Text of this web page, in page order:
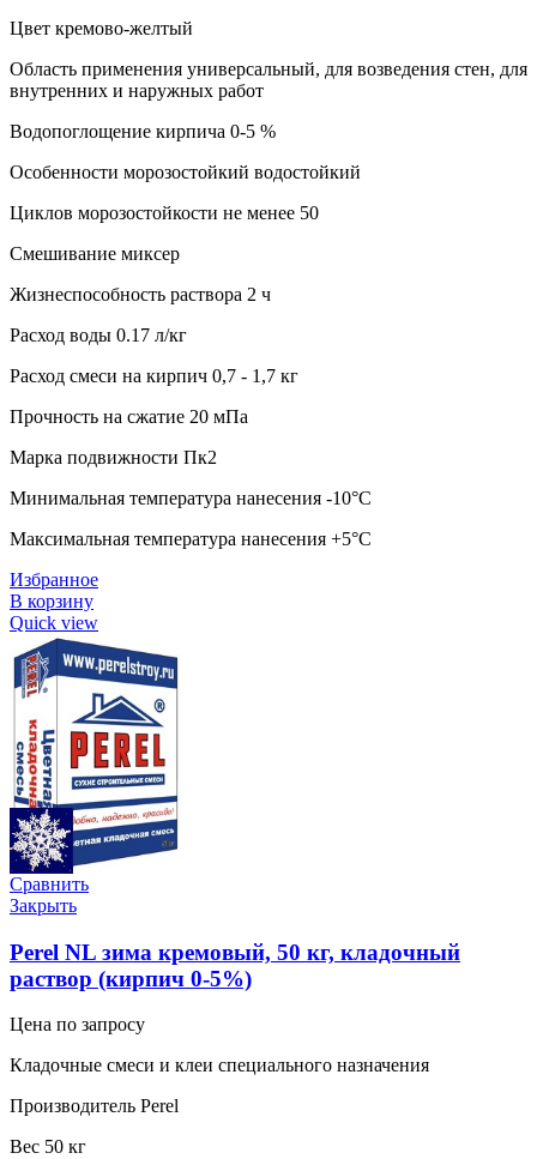
Цвет кремово-желтый
Область применения универсальный, для возведения стен, для
внутренних и наружных работ
Водопоглощение кирпича 0-5 %
Особенности морозостойкий водостойкий
Циклов морозостойкости не менее 50
Смешивание миксер
Жизнеспособность раствора 2 ч
Расход воды 0.17 л/кг
Расход смеси на кирпич 0,7 - 1,7 кг
Прочность на сжатие 20 мПа
Марка подвижности Пк2
Минимальная температура нанесения -10°C
Максимальная температура нанесения +5°C
Избранное
В корзину
Quick view
Сравнить
Закрыть
Perel NL зима кремовый, 50 кг, кладочный
раствор (кирпич 0-5%)
Цена по запросу
Кладочные смеси и клеи специального назначения
Производитель Perel
Вес 50 кг